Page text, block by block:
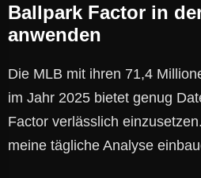
Ballpark Factor in
anwenden
Die MLB mit ihren 71,4
im Jahr 2025 bietet genug
Factor verlässlich
meine tägliche Analyse